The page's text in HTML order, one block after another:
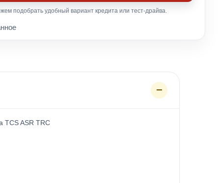
подобрать удобный вариант кредита или тест-драйва.
−
TCS ASR TRC